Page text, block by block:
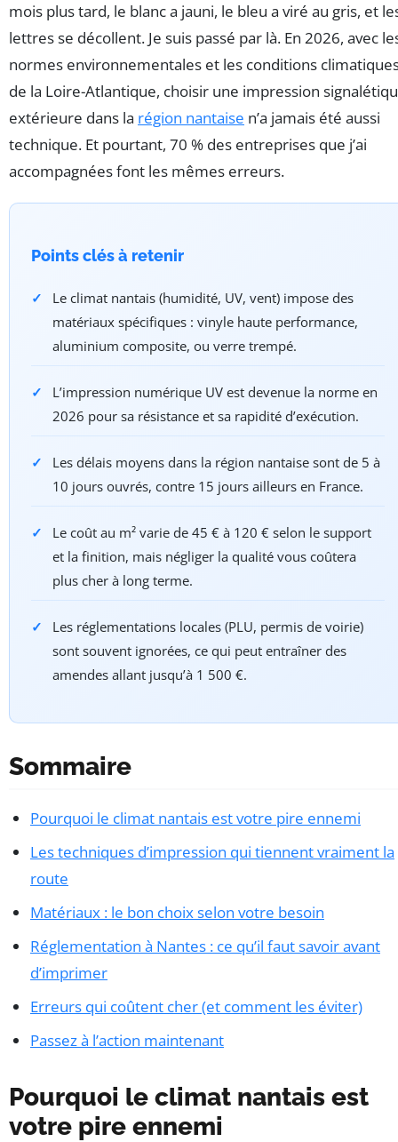
mois plus tard, le blanc a jauni, le bleu a viré au gris, et
lettres se décollent. Je suis passé par là. En 2026, avec
normes environnementales et les conditions
de la Loire-Atlantique, choisir une impression
extérieure dans la région nantaise n’a jamais été aussi
technique. Et pourtant, 70 % des entreprises que j’ai
accompagnées font les mêmes erreurs.
Points clés à retenir
Le climat nantais (humidité, UV, vent) impose des
matériaux spécifiques : vinyle haute performance,
aluminium composite, ou verre trempé.
L’impression numérique UV est devenue la norme en
2026 pour sa résistance et sa rapidité d’exécution.
Les délais moyens dans la région nantaise sont de 5 à
10 jours ouvrés, contre 15 jours ailleurs en France.
Le coût au m² varie de 45 € à 120 € selon le support
et la finition, mais négliger la qualité vous coûtera
plus cher à long terme.
Les réglementations locales (PLU, permis de voirie)
sont souvent ignorées, ce qui peut entraîner des
amendes allant jusqu’à 1 500 €.
Sommaire
Pourquoi le climat nantais est votre pire ennemi
Les techniques d’impression qui tiennent vraiment la
route
Matériaux : le bon choix selon votre besoin
Réglementation à Nantes : ce qu’il faut savoir avant
d’imprimer
Erreurs qui coûtent cher (et comment les éviter)
Passez à l’action maintenant
Pourquoi le climat nantais est
votre pire ennemi